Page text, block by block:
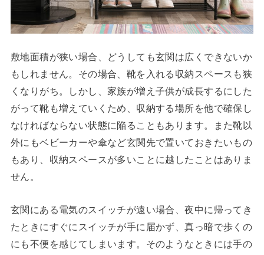
敷地面積が狭い場合、どうしても玄関は広くできないか
もしれません。その場合、靴を入れる収納スペースも狭
くなりがち。しかし、家族が増え子供が成長するにした
がって靴も増えていくため、収納する場所を他で確保し
なければならない状態に陥ることもあります。
また靴以
外にもベビーカーや傘など玄関先で置いておきたいもの
もあり、収納スペースが多いことに越したことはありま
せん。
玄関にある電気のスイッチが遠い場合、夜中に帰ってき
たときにすぐにスイッチが手に届かず、真っ暗で歩くの
にも不便を感じてしまいます。そのようなときには手の